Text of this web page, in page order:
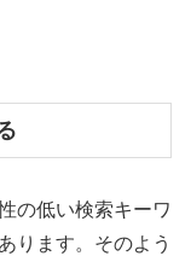
の低い検索キーワ
ります。そのよう